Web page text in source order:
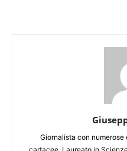
Giornalista con